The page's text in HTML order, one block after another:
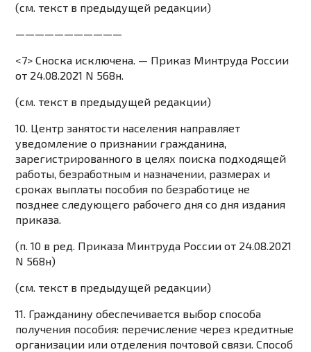
(см. текст в предыдущей редакции)
———————————
<7> Сноска исключена. — Приказ Минтруда России
от 24.08.2021 N 568н.
(см. текст в предыдущей редакции)
10. Центр занятости населения направляет
уведомление о признании гражданина,
зарегистрированного в целях поиска подходящей
работы, безработным и назначении, размерах и
сроках выплаты пособия по безработице не
позднее следующего рабочего дня со дня издания
приказа.
(п. 10 в ред. Приказа Минтруда России от 24.08.2021
N 568н)
(см. текст в предыдущей редакции)
11. Гражданину обеспечивается выбор способа
получения пособия: перечисление через кредитные
организации или отделения почтовой связи. Способ